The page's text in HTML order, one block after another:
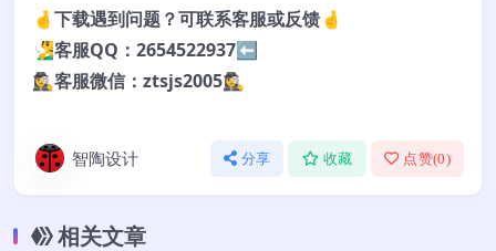
🤞下载遇到问题？可联系客服或反馈🤞
🧏‍♂️客服QQ：2654522937⬅️
🕵️‍♀️客服微信：ztsjs2005🕵️‍♀️
智陶设计 分享 收藏 点赞(0)
相关文章